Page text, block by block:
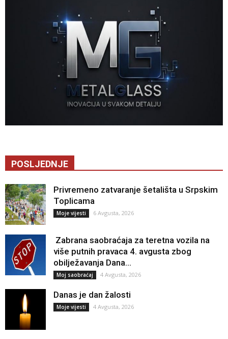
POSLJEDNJE
Privremeno zatvaranje šetališta u Srpskim
Toplicama
Moje vijesti 6 Avgusta, 2026
Zabrana saobraćaja za teretna vozila na
više putnih pravaca 4. avgusta zbog
obilježavanja Dana...
Moj saobraćaj 4 Avgusta, 2026
Danas je dan žalosti
Moje vijesti 4 Avgusta, 2026